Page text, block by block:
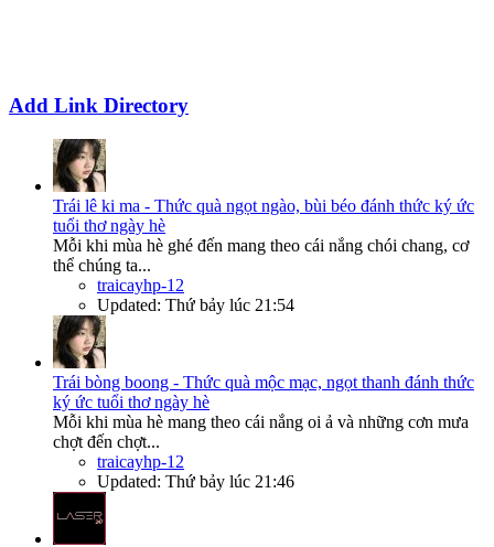
Add Link Directory
Trái lê ki ma - Thức quà ngọt ngào, bùi béo đánh thức ký ức
tuổi thơ ngày hè
Mỗi khi mùa hè ghé đến mang theo cái nắng chói chang, cơ
thể chúng ta...
traicayhp-12
Updated: Thứ bảy lúc 21:54
Trái bòng boong - Thức quà mộc mạc, ngọt thanh đánh thức
ký ức tuổi thơ ngày hè
Mỗi khi mùa hè mang theo cái nắng oi ả và những cơn mưa
chợt đến chợt...
traicayhp-12
Updated: Thứ bảy lúc 21:46